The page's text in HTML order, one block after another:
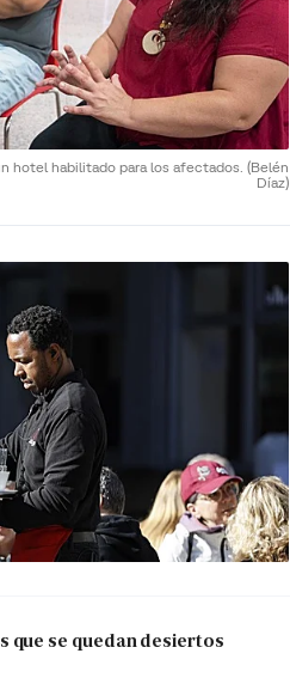
hotel habilitado para los afectados. (Belén
Díaz)
que se quedan desiertos